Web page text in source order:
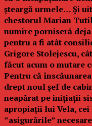
șteargă urmele… Și
chestorul Marian
numire porniseră
pentru a fi atât
Grigore Stolejescu,
făcut acum o mutare
Pentru că
drept noul șef de
neapărat pe inițiații
apropiații lui Vela,
”asigurările”